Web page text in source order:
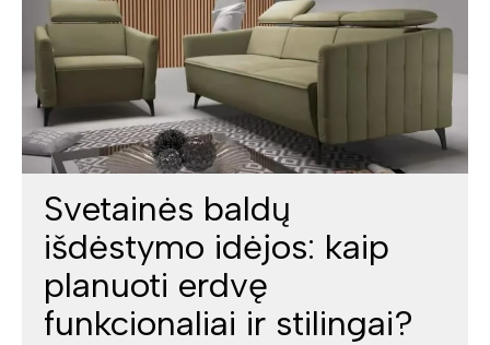
Svetainės baldų
išdėstymo idėjos: kaip
planuoti erdvę
funkcionaliai ir stilingai?